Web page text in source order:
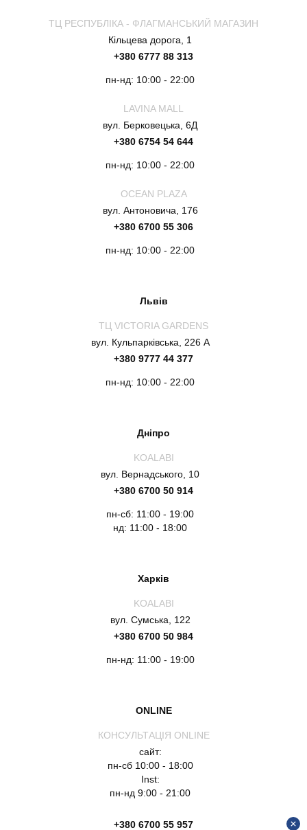
ТЦ РЕСПУБЛІКА - ФЛАГМАНСЬКИЙ МАГАЗИН
Кільцева дорога, 1
+380 6777 88 313
пн-нд: 10:00 - 22:00
LAVINA MALL
вул. Берковецька, 6Д
+380 6754 54 644
пн-нд: 10:00 - 22:00
OCEAN PLAZA
вул. Антоновича, 176
+380 6700 55 306
пн-нд: 10:00 - 22:00
Львів
ТЦ VICTORIA GARDENS
вул. Кульпарківська, 226 А
+380 9777 44 377
пн-нд: 10:00 - 22:00
Дніпро
KOALABI
вул. Вернадського, 10
+380 6700 50 914
пн-сб: 11:00 - 19:00
нд: 11:00 - 18:00
Харків
KOALABI
вул. Сумська, 122
+380 6700 50 984
пн-нд: 11:00 - 19:00
ONLINE
КОНСУЛЬТАЦІЯ ONLINE
сайт:
пн-сб 10:00 - 18:00
Inst:
пн-нд 9:00 - 21:00
+380 6700 55 957